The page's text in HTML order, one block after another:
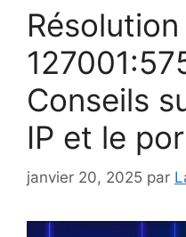
Conseils
IP et le
janvier 20, 2025 par